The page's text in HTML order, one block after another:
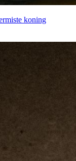
koning